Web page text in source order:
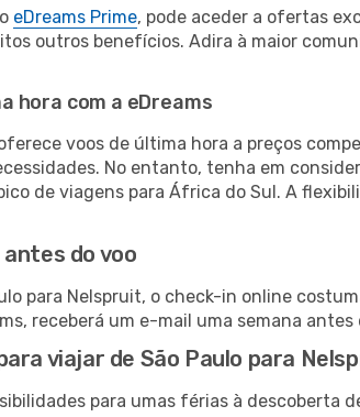
eDreams Prime, pode aceder a ofertas
outros benefícios. Adira à maior
hora com a eDreams
voos de última hora a preços
No entanto, tenha em
de viagens para África do Sul. A
do voo
para Nelspruit, o check-in online
receberá um e-mail uma semana
viajar de São Paulo para
para umas férias à